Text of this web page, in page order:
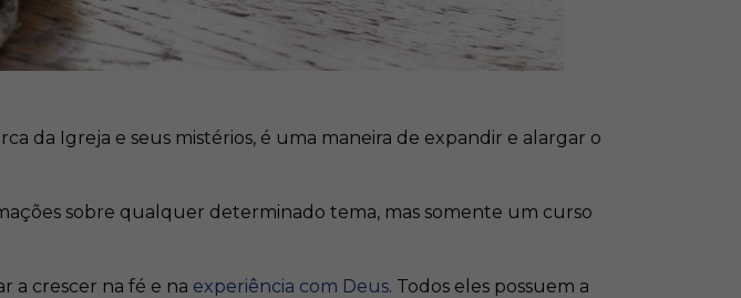
da Igreja e seus mistérios, é uma maneira de expandir e alargar o
sobre qualquer determinado tema, mas somente um curso
a crescer na fé e na experiência com Deus. Todos eles possuem a